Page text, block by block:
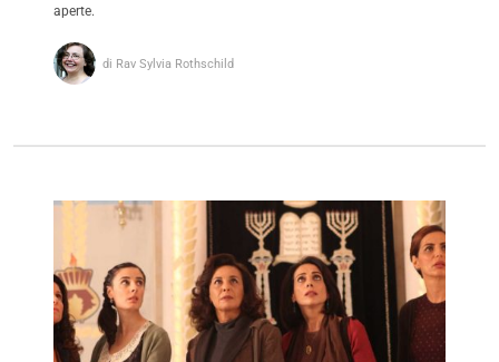
aperte.
di Rav Sylvia Rothschild